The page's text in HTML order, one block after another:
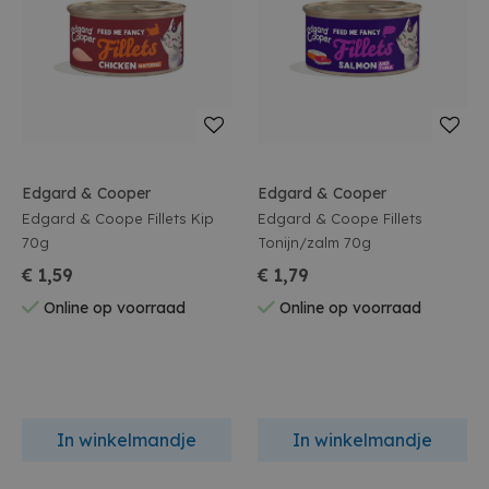
Edgard & Cooper
Edgard & Coope Fillets Kip
70g
€ 1,59
Online op voorraad
In winkelmandje
Edgard & Cooper
Edgard & Coope Fillets
Tonijn/zalm 70g
€ 1,79
Online op voorraad
In winkelmandje